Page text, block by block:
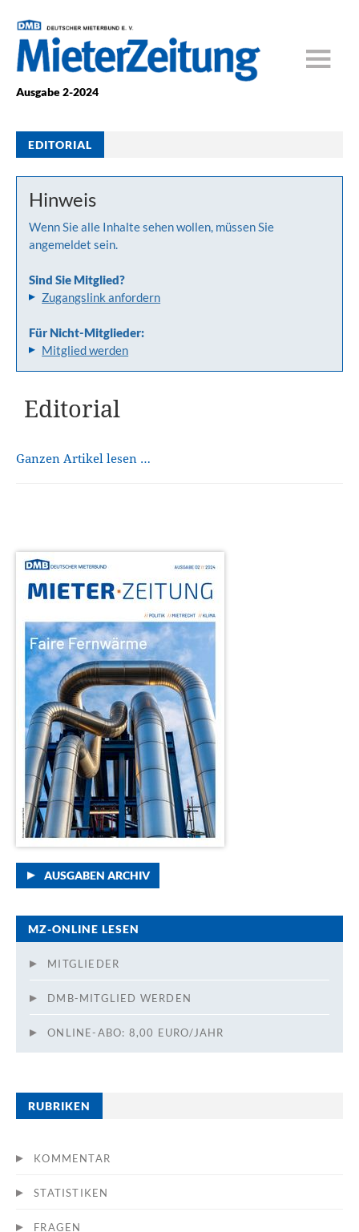
Ausgabe 2-2024
EDITORIAL
Hinweis
Wenn Sie alle Inhalte sehen wollen, müssen Sie
angemeldet sein.
Sind Sie Mitglied?
Zugangslink anfordern
Für Nicht-Mitglieder:
Mitglied werden
Editorial
Ganzen Artikel lesen …
AUSGABEN ARCHIV
MZ-ONLINE LESEN
MITGLIEDER
DMB-MITGLIED WERDEN
ONLINE-ABO: 8,00 EURO/JAHR
RUBRIKEN
KOMMENTAR
STATISTIKEN
FRAGEN